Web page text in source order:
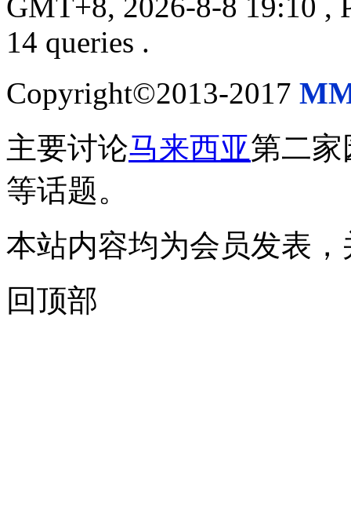
14 queries .
Copyright©2013-2017
主要讨论马来西亚第二
等话题。
本站内容均为会员发表
回顶部